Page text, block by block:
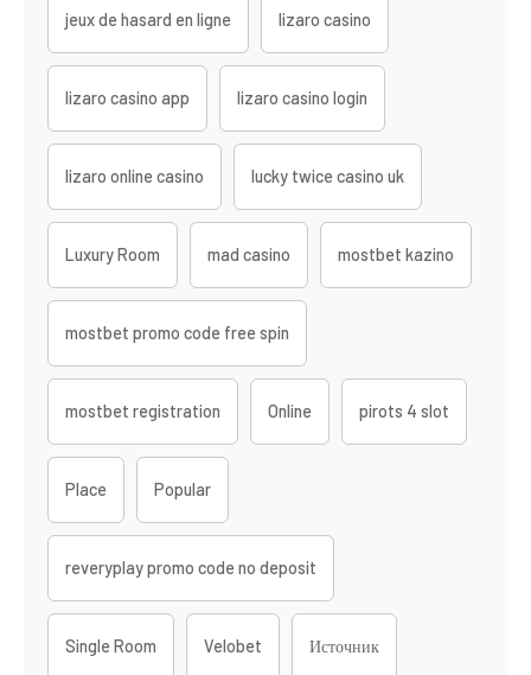
jeux de hasard en ligne lizaro casino
lizaro casino app lizaro casino login
lizaro online casino lucky twice casino uk
Luxury Room mad casino mostbet kazino
mostbet promo code free spin
mostbet registration Online pirots 4 slot
Place Popular
reveryplay promo code no deposit
Single Room Velobet Источник